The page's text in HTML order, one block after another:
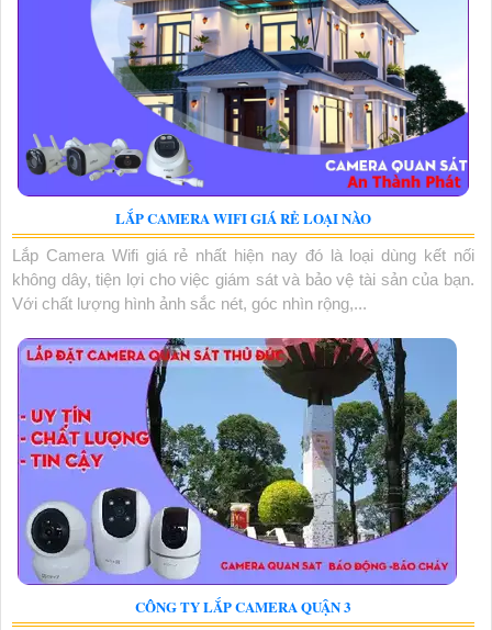
LẮP CAMERA WIFI GIÁ RẺ LOẠI NÀO
Lắp Camera Wifi giá rẻ nhất hiện nay đó là loại dùng kết nối
không dây, tiện lợi cho việc giám sát và bảo vệ tài sản của bạn.
Với chất lượng hình ảnh sắc nét, góc nhìn rộng,...
CÔNG TY LẮP CAMERA QUẬN 3